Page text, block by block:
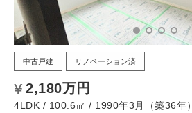
中古戸建 リノベーション済
2,180万円
4LDK / 100.6㎡ / 1990年3月（築36年）